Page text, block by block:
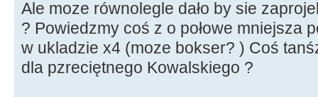
Ale moze równolegle dało by sie
? Powiedzmy coś z o połowe mniejsza
w ukladzie x4 (moze bokser? ) Coś
dla pzreciętnego Kowalskiego ?